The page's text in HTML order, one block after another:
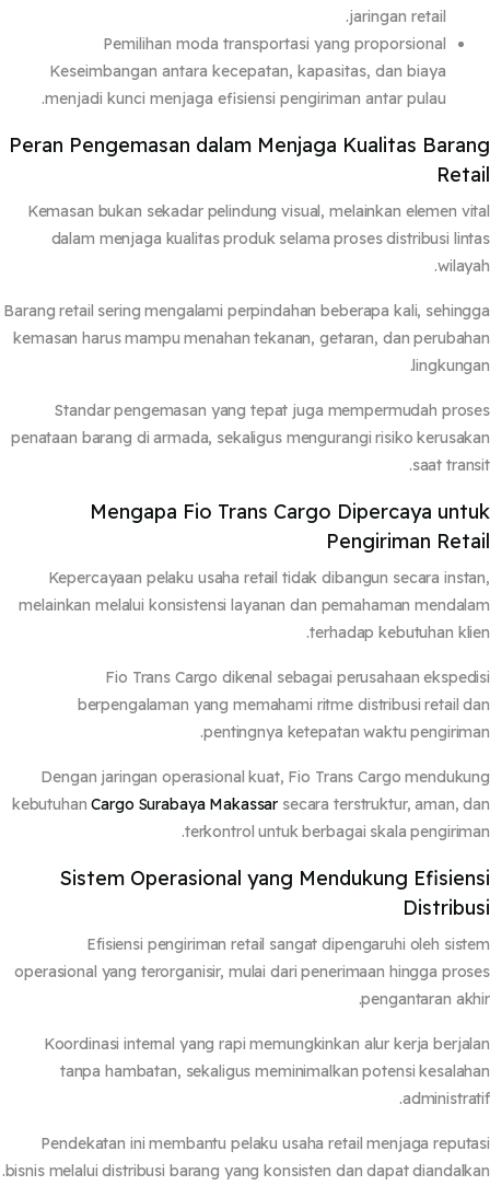
jaringan retail.
Pemilihan moda transportasi yang proporsional
Keseimbangan antara kecepatan, kapasitas, dan biaya
menjadi kunci menjaga efisiensi pengiriman antar pulau.
Peran Pengemasan dalam Menjaga Kualitas
Kemasan bukan sekadar pelindung visual, melainkan elemen
dalam menjaga kualitas produk selama proses distribusi
Barang retail sering mengalami perpindahan beberapa kali,
kemasan harus mampu menahan tekanan, getaran, dan
Standar pengemasan yang tepat juga mempermudah
penataan barang di armada, sekaligus mengurangi risiko
saat
Mengapa Fio Trans Cargo Dipercaya
Pengiriman
Kepercayaan pelaku usaha retail tidak dibangun secara
melainkan melalui konsistensi layanan dan pemahaman
terhadap kebutuhan
Fio Trans Cargo dikenal sebagai perusahaan
berpengalaman yang memahami ritme distribusi retail
pentingnya ketepatan waktu
Dengan jaringan operasional kuat, Fio Trans Cargo
kebutuhanCargo Surabaya Makassarsecara terstruktur, aman,
terkontrol untuk berbagai skala
Sistem Operasional yang Mendukung
Efisiensi pengiriman retail sangat dipengaruhi oleh
operasional yang terorganisir, mulai dari penerimaan hingga
pengantaran
Koordinasi internal yang rapi memungkinkan alur kerja
tanpa hambatan, sekaligus meminimalkan potensi
Pendekatan ini membantu pelaku usaha retail menjaga
bisnis melalui distribusi barang yang konsisten dan dapat